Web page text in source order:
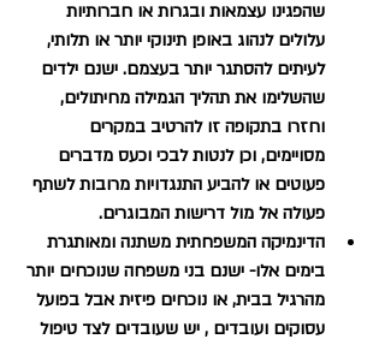
שהפגינו עצמאות ובגרות או חברותיות
עלולים לנהוג באופן תינוקי יותר או תלותי,
לעיתים להסתגר יותר בעצמם. ישנם ילדים
שהשלימו את תהליך הגמילה מחיתולים,
וחזרו בתקופה זו להרטיב במקרים
מסויימים, וכן לנטות לבכי וכעס מדברים
פעוטים או להביע התנגדויות מרובות לשתף
פעולה אל מול דרישות המבוגרים.
הדינמיקה המשפחתית משתנה ומאותגרת
בימים אלו- ישנם בני משפחה שנוכחים יותר
מהרגיל בבית, או נוכחים פיזית אבל בפועל
עסוקים ועובדים , יש שעובדים לצד טיפול